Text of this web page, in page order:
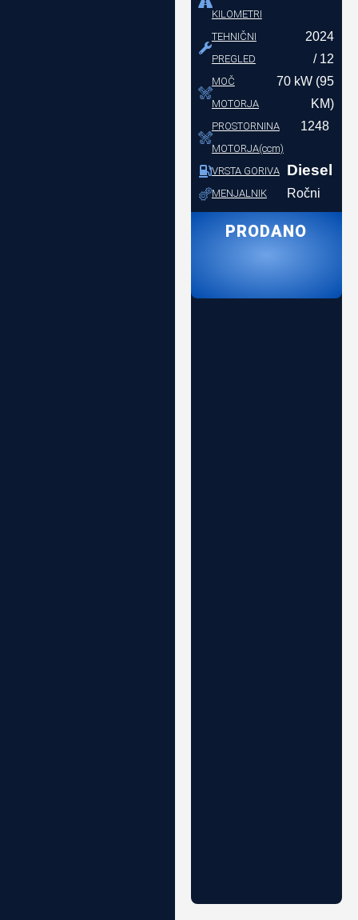
KILOMETRI
TEHNIČNI
PREGLED
2024
/ 12
MOČ
MOTORJA
70 kW (95
KM)
PROSTORNINA
MOTORJA(ccm)
1248
VRSTA GORIVA Diesel
MENJALNIK Ročni
PRODANO